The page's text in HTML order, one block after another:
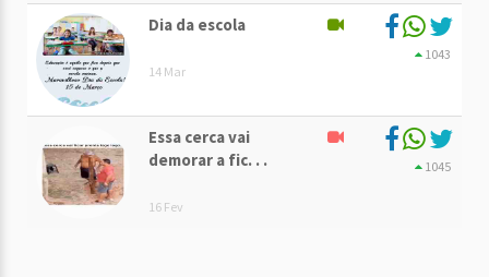
Dia da escola
14 Mar
1043
Essa cerca vai
demorar a fic. . .
16 Fev
1045